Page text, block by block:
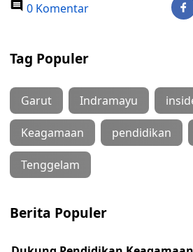
0 Komentar
Tag Populer
Garut Indramayu
Keagamaan pendidikan
Tenggelam
Berita Populer